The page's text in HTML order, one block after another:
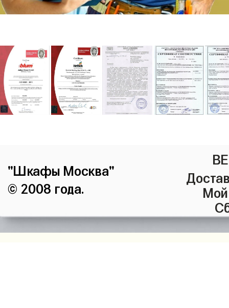
"Шкафы Москва"
© 2008 года.